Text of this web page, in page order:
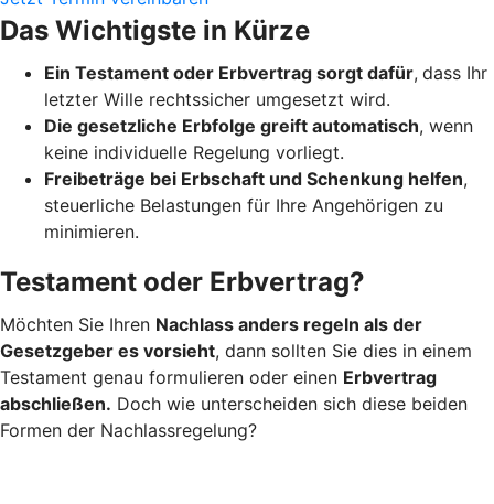
Das Wichtigste in Kürze
Ein Testament oder Erbvertrag sorgt dafür, dass Ihr
letzter Wille rechtssicher umgesetzt wird.
Die gesetzliche Erbfolge greift automatisch, wenn
keine individuelle Regelung vorliegt.
Freibeträge bei Erbschaft und Schenkung helfen,
steuerliche Belastungen für Ihre Angehörigen zu
minimieren.
Testament oder Erbvertrag?
Möchten Sie Ihren Nachlass anders regeln als der
Gesetzgeber es vorsieht, dann sollten Sie dies in einem
Testament genau formulieren oder einen Erbvertrag
abschließen. Doch wie unterscheiden sich diese beiden
Formen der Nachlassregelung?